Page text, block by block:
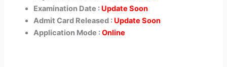
Examination Date : Update Soon
Admit Card Released : Update Soon
Application Mode :Online